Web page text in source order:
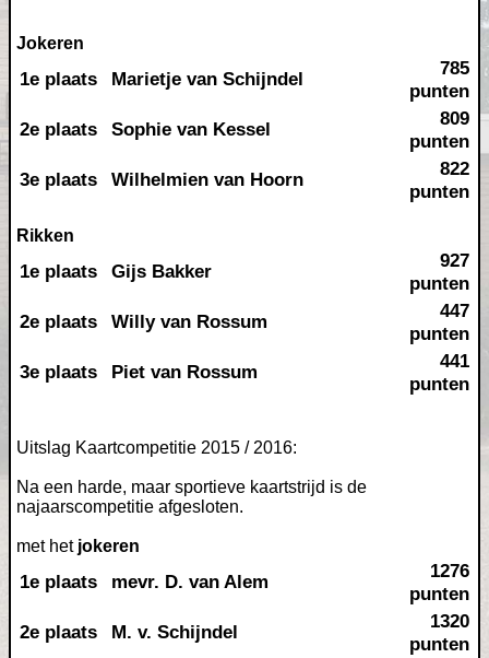
Jokeren
1e plaats Marietje van Schijndel
785
punten
2e plaats
Sophie van Kessel
809
punten
3e plaats
Wilhelmien van Hoorn
822
punten
Rikken
1e plaats Gijs Bakker
927
punten
2e plaats
Willy van Rossum
447
punten
3e plaats
Piet van Rossum
441
punten
Uitslag Kaartcompetitie 2015 / 2016:
Na een harde, maar sportieve kaartstrijd is de
najaarscompetitie afgesloten.
met het jokeren
1e plaats mevr. D. van Alem
1276
punten
2e plaats
M. v. Schijndel
1320
punten